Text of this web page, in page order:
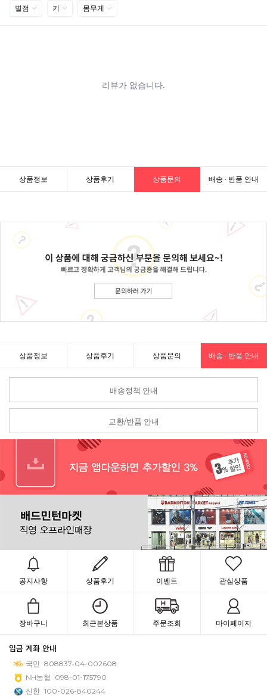
상품정보 상품후기 상품문의 배송 · 반품 안내
상품정보 상품후기 상품문의 배송 · 반품 안내
배송정책 안내
교환/반품 안내
공지사항 상품후기 이벤트 관심상품
장바구니 최근본상품 주문조회 마이페이지
입금 계좌 안내
국민 808837-04-002608
NH농협
098-01-175790
신한 100-026-840244